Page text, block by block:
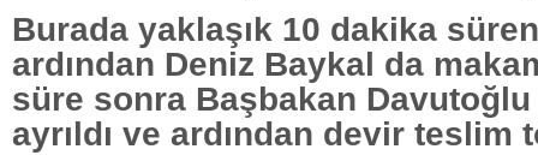
Burada yaklaşık 10 dakika
ardından Deniz Baykal da
süre sonra Başbakan
ayrıldı ve ardından devir teslim